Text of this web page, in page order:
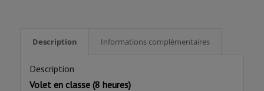
Description Informations complémentaires
Description
Volet en classe (8 heures)